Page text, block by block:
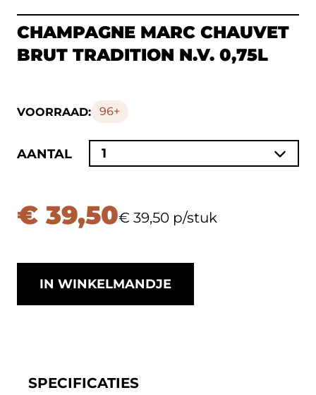
CHAMPAGNE MARC CHAUVET
BRUT TRADITION N.V. 0,75L
VOORRAAD: 96+
AANTAL 1
€ 39,50€ 39,50 p/stuk
IN WINKELMANDJE
SPECIFICATIES